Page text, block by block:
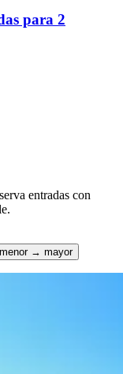
para 2
entradas con
→ mayor